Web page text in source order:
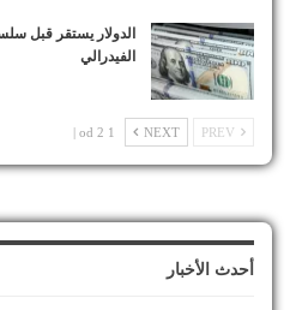
الدولار يستقر قبل
الفيدرالي
NEXT
1 od 2 |
أحدث الأخبار